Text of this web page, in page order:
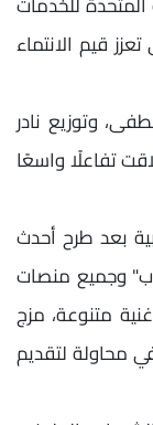
قيم الانتماء
وتوزيع نادر
تفاعلًا واسعًا
بعد طرح أحدث
وجميع منصات
الرقمية، حيث ضم الألبوم 13 أغنية متنوعة، مزج
في محاولة لتقديم